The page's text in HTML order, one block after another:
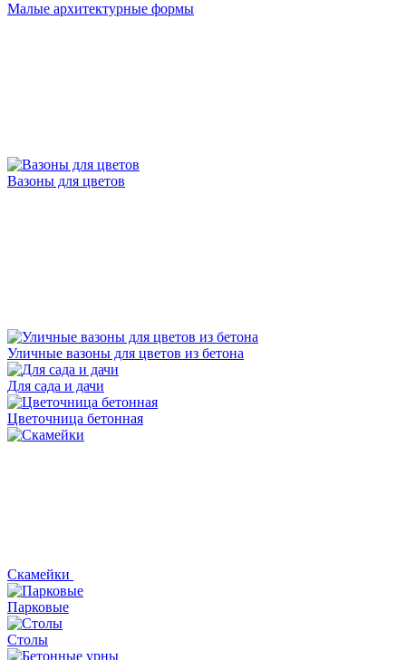
Малые архитектурные формы
Вазоны для цветов
Уличные вазоны для цветов из бетона
Для сада и дачи
Цветочница бетонная
Скамейки
Парковые
Столы